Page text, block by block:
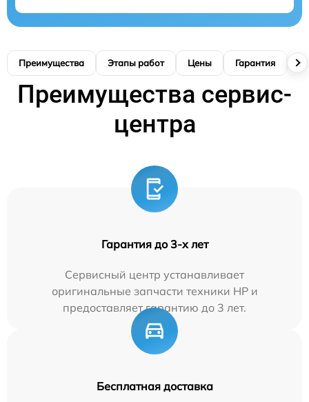
Преимущества Этапы работ Цены Гарантия
Преимущества сервис-
центра
Гарантия до 3-х лет
Сервисный центр устанавливает
оригинальные запчасти техники HP и
предоставляет гарантию до 3 лет.
Бесплатная доставка